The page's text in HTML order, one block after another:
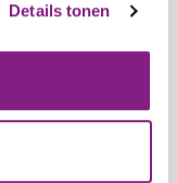
Details tonen